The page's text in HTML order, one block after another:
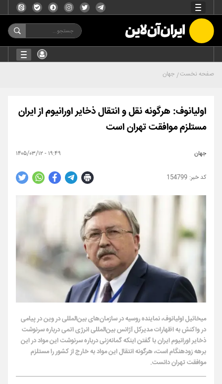
صفحه نخست جهان
اولیانوف: هرگونه نقل و انتقال ذخایر اورانیوم از ایران
مستلزم موافقت تهران است
جهان ۱۹:۴۹ - ۱۴۰۵/۰۳/۱۲
154799
میخائیل اولیانوف، نماینده روسیه در سازمان‌های بین‌المللی در وین در پیامی
در واکنش به اظهارات مدیرکل آژانس بین‌المللی انرژی اتمی درباره سرنوشت
ذخایر اورانیوم ایران با گفتن اینکه گمانه‌زنی درباره سرنوشت این مواد در این
برهه زودهنگام است، هرگونه انتقال این مواد به خارج از کشور را مستلزم
موافقت تهران دانست.